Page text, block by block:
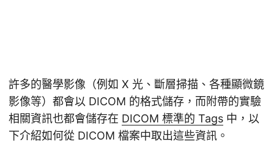
許多的醫學影像（例如 X 光、斷層掃描、各種顯微鏡
影像等）都會以 DICOM 的格式儲存，而附帶的實驗
相關資訊也都會儲存在 DICOM 標準的 Tags 中，以
下介紹如何從 DICOM 檔案中取出這些資訊。